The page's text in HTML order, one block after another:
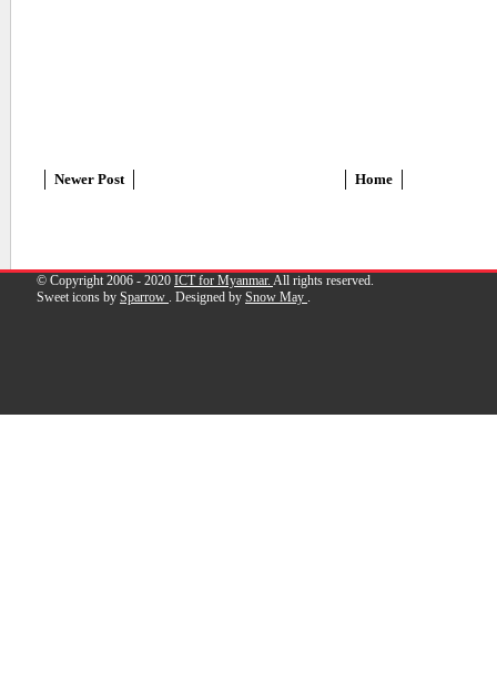
Newer Post Home
© Copyright 2006 - 2020 ICT for Myanmar. All rights reserved.
Sweet icons by Sparrow . Designed by Snow May .